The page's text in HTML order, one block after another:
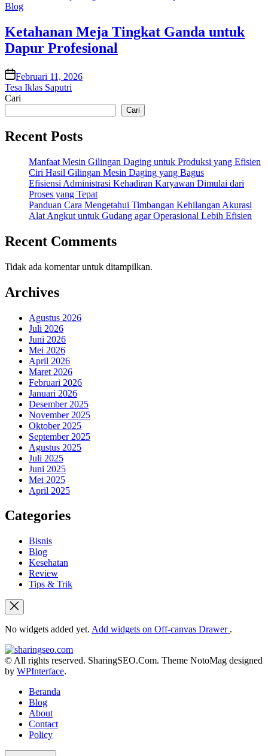
Posted
Blog
Ketahanan Meja Tingkat Ganda untuk
Dapur Profesional
onFebruari 11, 2026
Tesa Iklas Saputri
Cari
Cari
Recent Posts
Manfaat Mesin Gilingan Daging untuk Produksi yang Efisien
Ciri Hasil Gilingan Mesin Daging yang Bagus
Efisiensi Administrasi Kehadiran Karyawan Dimulai dari
Proses yang Tepat
Panduan Cara Mengetahui Timbangan Kehilangan Akurasi
Alat Angkut untuk Gudang agar Operasional Lebih Efisien
Recent Comments
Tidak ada komentar untuk ditampilkan.
Archives
Agustus 2026
Juli 2026
Juni 2026
Mei 2026
April 2026
Maret 2026
Februari 2026
Januari 2026
Desember 2025
November 2025
Oktober 2025
September 2025
Agustus 2025
Juli 2025
Juni 2025
Mei 2025
April 2025
Categories
Bisnis
Blog
Kesehatan
Review
Tips & Trik
No widgets added yet. Add widgets on Off-canvas Drawer .
sharingseo.com
© All rights reserved. SharingSEO.Com. Theme NotoMag designed
by WPInterface.
Beranda
Blog
About
Contact
Policy